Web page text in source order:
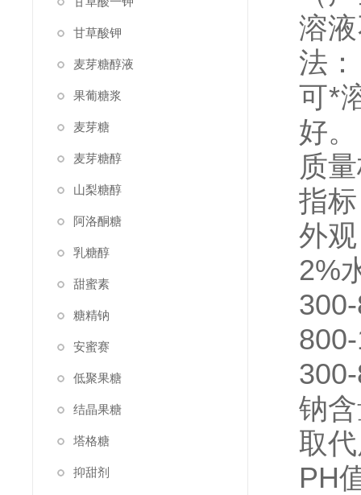
甘草酸钾
麦芽糖醇液
果葡糖浆
麦芽糖
麦芽糖醇
山梨糖醇
阿洛酮糖
乳糖醇
甜蜜素
糖精钠
安蜜赛
低聚果糖
结晶果糖
塔格糖
抑甜剂
溶
法
可*
好。
质
指
外
2%
钠
取
PH